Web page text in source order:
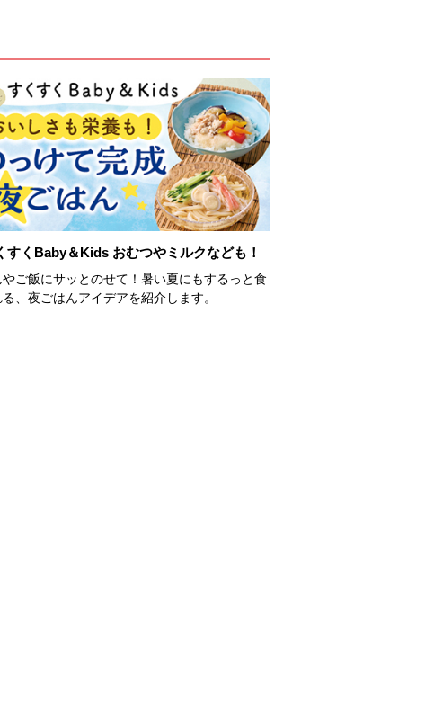
すくBaby＆Kids おむつやミルクなども！
やご飯にサッとのせて！暑い夏にもするっと食
、夜ごはんアイデアを紹介します。